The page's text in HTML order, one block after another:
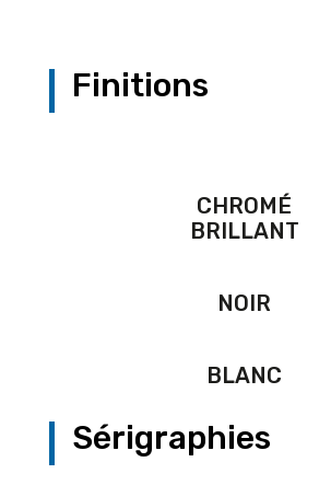
Finitions
CHROMÉ
BRILLANT
NOIR
BLANC
Sérigraphies